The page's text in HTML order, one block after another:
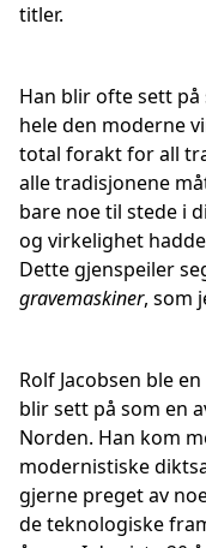
titler.
Han blir ofte sett
hele den moderne
total forakt for all
alle tradisjonene
bare noe til stede i
og virkelighet
Dette gjenspeiler
gravemaskiner, som
Rolf Jacobsen ble
blir sett på som en
Norden. Han kom
modernistiske
gjerne preget av
de teknologiske